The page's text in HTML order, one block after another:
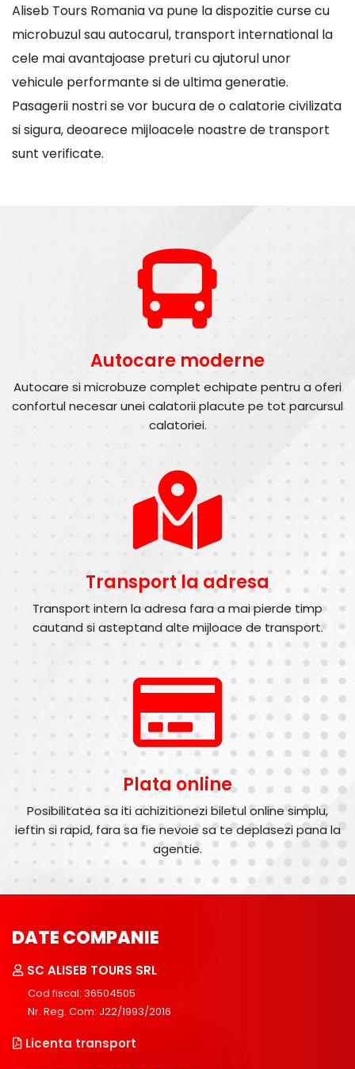
Aliseb Tours Romania va pune la dispozitie curse cu
microbuzul sau autocarul, transport international la
cele mai avantajoase preturi cu ajutorul unor
vehicule performante si de ultima generatie.
Pasagerii nostri se vor bucura de o calatorie civilizata
si sigura, deoarece mijloacele noastre de transport
sunt verificate.
Autocare moderne
Autocare si microbuze complet echipate pentru a oferi
confortul necesar unei calatorii placute pe tot parcursul
calatoriei.
Transport la adresa
Transport intern la adresa fara a mai pierde timp
cautand si asteptand alte mijloace de transport.
Plata online
Posibilitatea sa iti achizitionezi biletul online simplu,
ieftin si rapid, fara sa fie nevoie sa te deplasezi pana la
agentie.
DATE COMPANIE
SC ALISEB TOURS SRL
Cod fiscal: 36504505
Nr. Reg. Com: J22/1993/2016
Licenta transport